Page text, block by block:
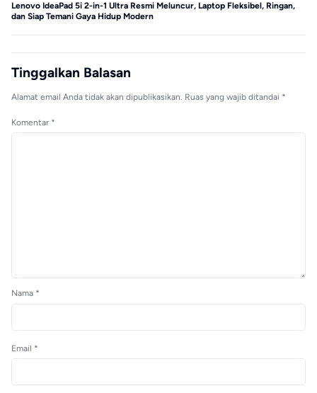
Lenovo IdeaPad 5i 2-in-1 Ultra Resmi Meluncur, Laptop Fleksibel, Ringan,
dan Siap Temani Gaya Hidup Modern
Tinggalkan Balasan
Alamat email Anda tidak akan dipublikasikan. Ruas yang wajib ditandai *
Komentar *
Nama *
Email *